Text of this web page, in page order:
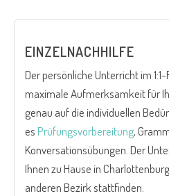
EINZELNACHHILFE
Der persönliche Unterricht im
maximale Aufmerksamkeit für
genau auf die individuellen
esPrüfungsvorbereitung,
Konversationsübungen. Der
Ihnen zu Hause in
anderen Bezirk stattfinden.